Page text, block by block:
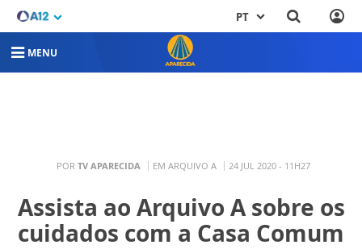
PT
MENU
POR TV APARECIDA EM ARQUIVO A 24 JUL 2020 - 11H27
Assista ao Arquivo A sobre os
cuidados com a Casa Comum